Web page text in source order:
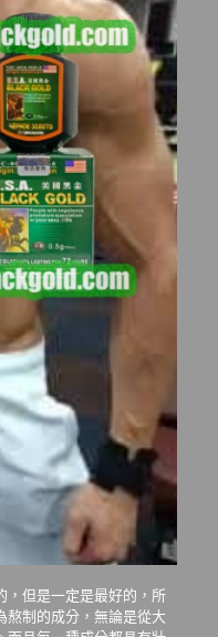
，但是一定是最好的，所
熬制的成分，無論是從大